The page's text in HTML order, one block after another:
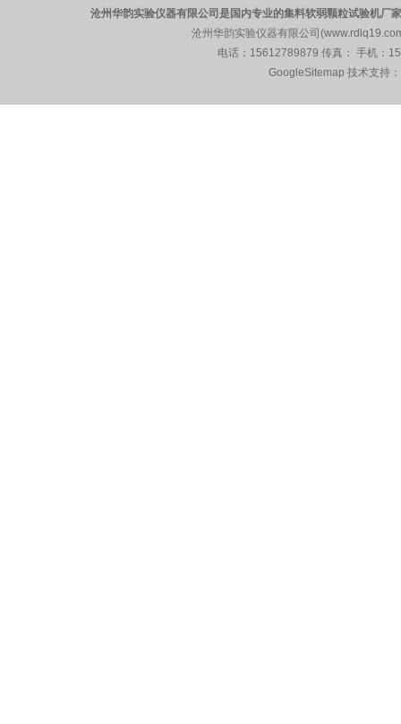
沧州华韵实验仪器有限公司是国内专业的集料软弱颗粒试验机厂
沧州华韵实验仪器有限公司
电话：15612789879 传真： 手机：
GoogleSitemap 技术支持